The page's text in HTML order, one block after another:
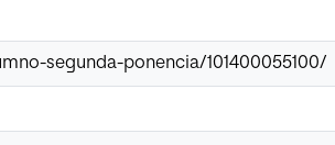
segunda-ponencia/101400055100/